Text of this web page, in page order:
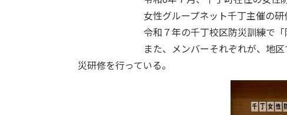
女性グループネット千丁主催の研修会「
令和７年の千丁校区防災訓練で「防災に
また、メンバーそれぞれが、地区で防災
災研修を行っている。